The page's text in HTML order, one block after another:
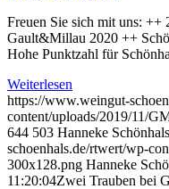
Freuen Sie sich mit uns: ++
Gault&Millau 2020 ++
Hohe Punktzahl für
Weiterlesen
https://www.weingut-
content/uploads/2019/11/
644 503 Hanneke Schönhals
schoenhals.de/rtwert/wp-
300x128.png Hanneke
11:20:04Zwei Trauben bei